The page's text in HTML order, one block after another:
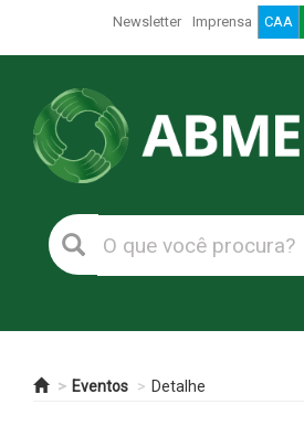
Newsletter Imprensa CAA
Eventos Detalhe